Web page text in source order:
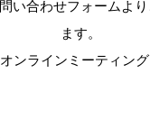
い合わせフォームよ
ます。
ンラインミーティング